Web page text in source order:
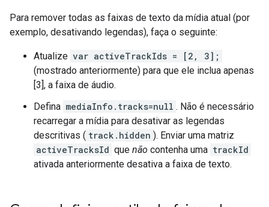
Para remover todas as faixas de texto da mídia atual (por
exemplo, desativando legendas), faça o seguinte:
Atualize var activeTrackIds = [2, 3];
(mostrado anteriormente) para que ele inclua apenas
[3], a faixa de áudio.
Defina mediaInfo.tracks=null . Não é necessário
recarregar a mídia para desativar as legendas
descritivas ( track.hidden ). Enviar uma matriz
activeTracksId que não contenha uma trackId
ativada anteriormente desativa a faixa de texto.